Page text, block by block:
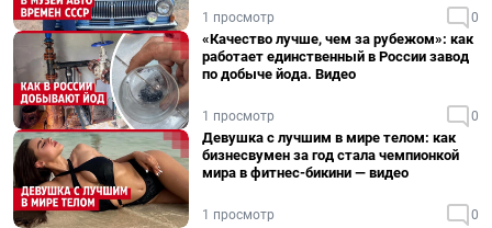
1 просмотр 0
«Качество лучше, чем за рубежом»: как
работает единственный в России завод
по добыче йода. Видео
1 просмотр 0
Девушка с лучшим в мире телом: как
бизнесвумен за год стала чемпионкой
мира в фитнес-бикини — видео
1 просмотр 0